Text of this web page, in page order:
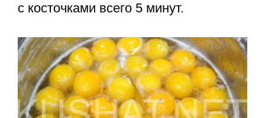
с косточками всего 5 минут.